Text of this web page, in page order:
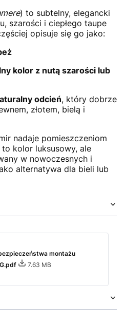
) to subtelny, elegancki
szarości i ciepłego taupe
opisuje się go jako:
kolor z nutą szarości lub
odcień, który dobrze
złotem, bielą i
nadaje pomieszczeniom
kolor luksusowy, ale
w nowoczesnych i
alternatywa dla bieli lub
montażu
7.63 MB